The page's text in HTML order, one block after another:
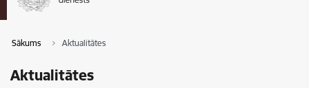
Sākums Aktualitātes
Aktualitātes